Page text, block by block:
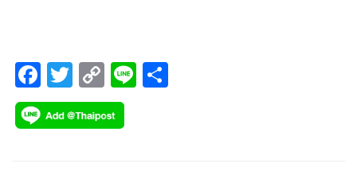
F
ac
e
T
wi
tt
C
o
p
Li